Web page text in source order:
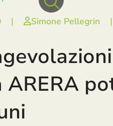
| Simone Pellegrin |